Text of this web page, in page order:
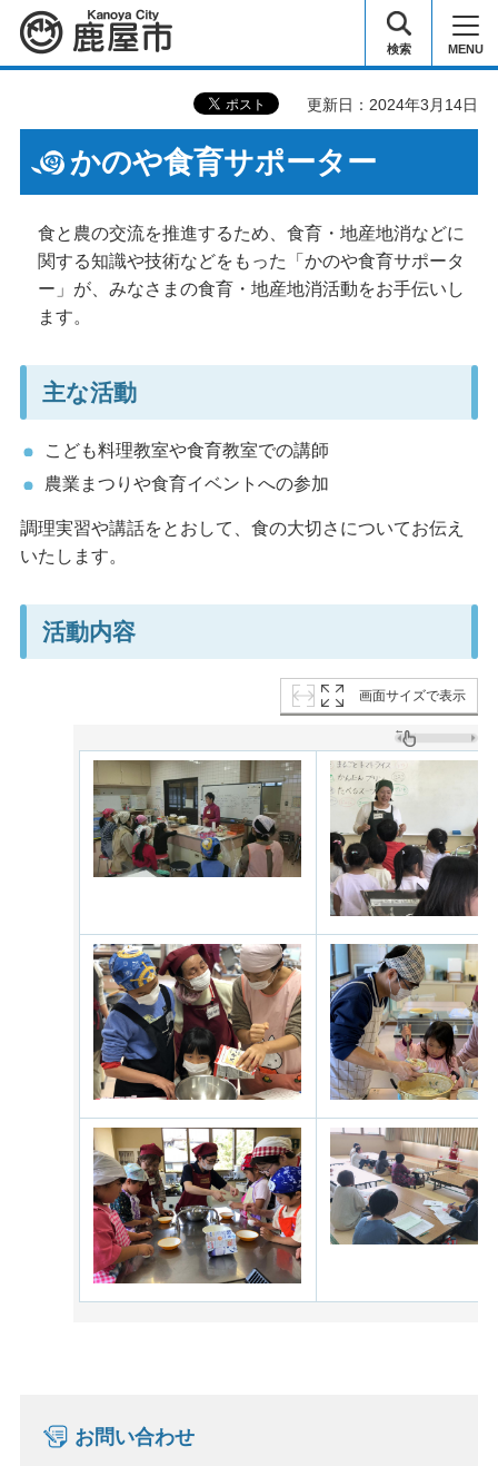
鹿屋市 検索 MENU
更新日：2024年3月14日
かのや食育サポーター
食と農の交流を推進するため、食育・地産地消などに
関する知識や技術などをもった「かのや食育サポータ
ー」が、みなさまの食育・地産地消活動をお手伝いし
ます。
主な活動
こども料理教室や食育教室での講師
農業まつりや食育イベントへの参加
調理実習や講話をとおして、食の大切さについてお伝え
いたします。
活動内容
画面サイズで表示
お問い合わせ